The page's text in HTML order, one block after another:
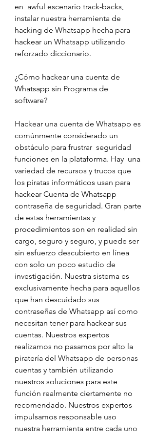
en  awful escenario track-backs,
instalar nuestra herramienta de
hacking de Whatsapp hecha para
hackear un Whatsapp utilizando
reforzado diccionario.
¿Cómo hackear una cuenta de
Whatsapp sin Programa de
software?
Hackear una cuenta de Whatsapp es
comúnmente considerado un
obstáculo para frustrar  seguridad
funciones en la plataforma. Hay  una
variedad de recursos y trucos que
los piratas informáticos usan para
hackear Cuenta de Whatsapp
contraseña de seguridad. Gran parte
de estas herramientas y
procedimientos son en realidad sin
cargo, seguro y seguro, y puede ser
sin esfuerzo descubierto en línea
con solo un poco estudio de
investigación. Nuestra sistema es
exclusivamente hecha para aquellos
que han descuidado sus
contraseñas de Whatsapp así como
necesitan tener para hackear sus
cuentas. Nuestros expertos
realizamos no pasamos por alto la
piratería del Whatsapp de personas
cuentas y también utilizando
nuestros soluciones para este
función realmente ciertamente no
recomendado. Nuestros expertos
impulsamos responsable uso
nuestra herramienta entre cada uno